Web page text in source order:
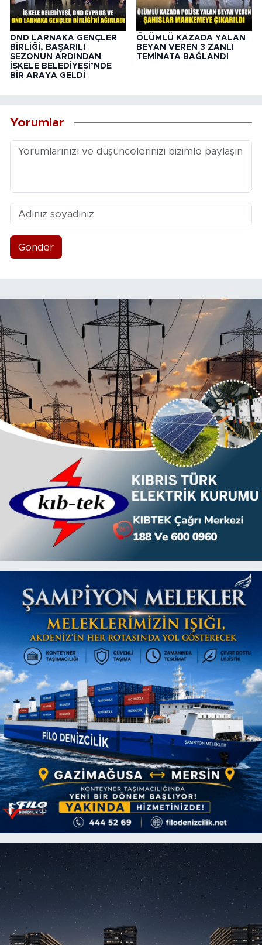
DND LARNAKA GENÇLER
BİRLİĞİ, BAŞARILI
SEZONUN ARDINDAN
İSKELE BELEDİYESİ’NDE
BİR ARAYA GELDİ
ÖLÜMLÜ KAZADA YALAN
BEYAN VEREN 3 ZANLI
TEMİNATA BAĞLANDI
Yorumlar
Gönder